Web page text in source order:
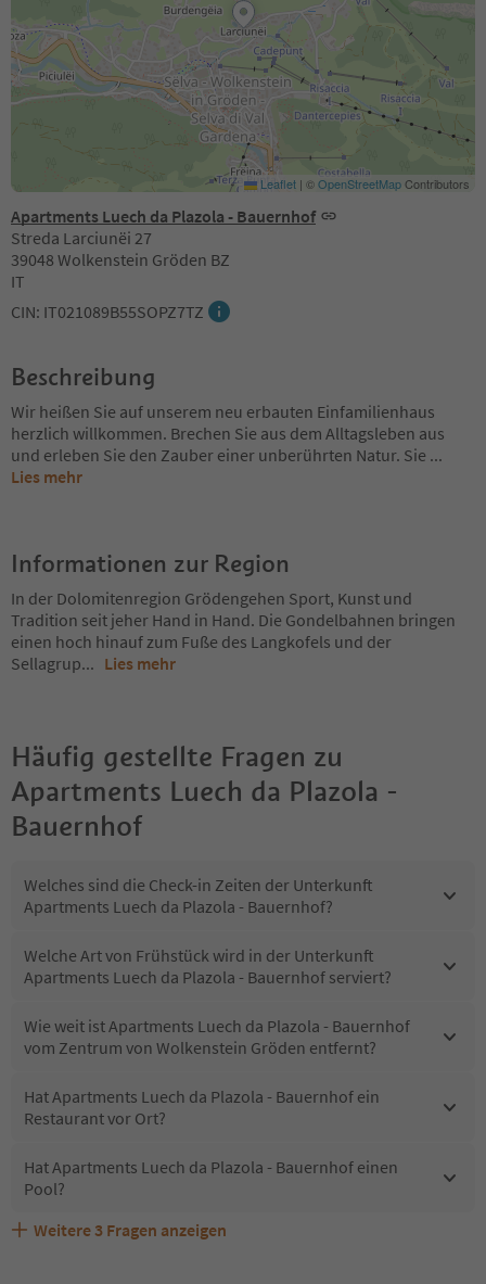
Apartments Luech da Plazola - Bauernhof
Streda Larciunëi 27
39048 Wolkenstein Gröden BZ
IT
CIN: IT021089B55SOPZ7TZ
Leaflet | ©OpenStreetMapContributors
Beschreibung
Wir heißen Sie auf unserem neu erbauten Einfamilienhaus
herzlich willkommen. Brechen Sie aus dem Alltagsleben aus
und erleben Sie den Zauber einer unberührten Natur. Sie ...
Lies mehr
Informationen zur Region
In der Dolomitenregion Grödengehen Sport, Kunst und
Tradition seit jeher Hand in Hand. Die Gondelbahnen bringen
einen hoch hinauf zum Fuße des Langkofels und der
Sellagrup... Lies mehr
Häufig gestellte Fragen zu
Apartments Luech da Plazola -
Bauernhof
Welches sind die Check-in Zeiten der Unterkunft
Apartments Luech da Plazola - Bauernhof?
Welche Art von Frühstück wird in der Unterkunft
Apartments Luech da Plazola - Bauernhof serviert?
Wie weit ist Apartments Luech da Plazola - Bauernhof
vom Zentrum von Wolkenstein Gröden entfernt?
Hat Apartments Luech da Plazola - Bauernhof ein
Restaurant vor Ort?
Hat Apartments Luech da Plazola - Bauernhof einen
Pool?
Sind Haustiere in der Unterkunft Apartments Luech da
Welche Services bietet Apartments Luech da Plazola -
Erhalten die Gäste von Apartments Luech da Plazola -
Weitere 3 Fragen anzeigen